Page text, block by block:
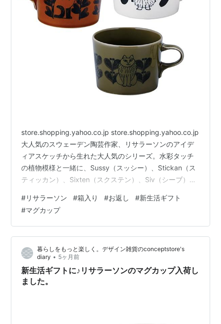
store.shopping.yahoo.co.jp store.shopping.yahoo.co.jp
大人気のスウェーデン陶芸作家、リサラーソンのアイデ
ィアスケッチから生れた大人気のシリーズ。水彩タッチ
の植物模様と一緒に、Sussy（スッシー）、Stickan（ス
ティッカン）、Sixten（スクステン）、Siv（シーブ）の
き。 store.shopping.yahoo.co.jp
store.shopping.yahoo.co.jp store.shopping.yahoo.co.jp
箱入りなのでギフトにおすすめです。 入学や就職のお
祝…
#リサラーソン #箱入り #お返し #新生活ギフト
#マグカップ
暮らしをもっと楽しく。デザイン雑貨のconceptstore's
diary • 5ヶ月前
新生活ギフトに♪リサラーソンのマグカップ入荷し
ました。